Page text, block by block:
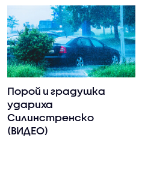
Порой и градушка
удариха
Силинстренско
(ВИДЕО)